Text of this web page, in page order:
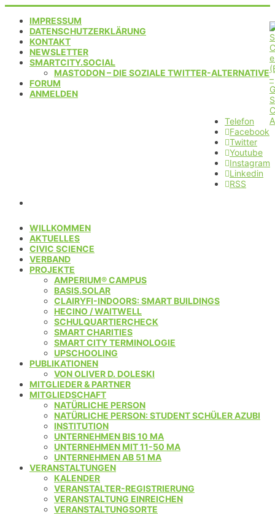
IMPRESSUM
DATENSCHUTZERKLÄRUNG
KONTAKT
NEWSLETTER
SMARTCITY.SOCIAL
MASTODON – DIE SOZIALE TWITTER-ALTERNATIVE
FORUM
ANMELDEN
Telefon
Facebook
Twitter
Youtube
Instagram
Linkedin
RSS
WILLKOMMEN
AKTUELLES
CIVIC SCIENCE
VERBAND
PROJEKTE
AMPERIUM® CAMPUS
BASIS.SOLAR
CLAIRYFI-INDOORS: SMART BUILDINGS
HECINO / WAITWELL
SCHULQUARTIERCHECK
SMART CHARITIES
SMART CITY TERMINOLOGIE
UPSCHOOLING
PUBLIKATIONEN
VON OLIVER D. DOLESKI
MITGLIEDER & PARTNER
MITGLIEDSCHAFT
NATÜRLICHE PERSON
NATÜRLICHE PERSON: STUDENT SCHÜLER AZUBI
INSTITUTION
UNTERNEHMEN BIS 10 MA
UNTERNEHMEN MIT 11-50 MA
UNTERNEHMEN AB 51 MA
VERANSTALTUNGEN
KALENDER
VERANSTALTER-REGISTRIERUNG
VERANSTALTUNG EINREICHEN
VERANSTALTUNGSORTE